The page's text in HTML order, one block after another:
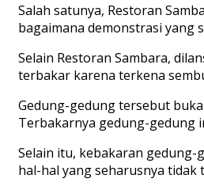
Salah satunya, Restoran
bagaimana demonstrasi yang
Selain Restoran Sambara,
terbakar karena terkena
Gedung-gedung tersebut
Terbakarnya gedung-gedung
Selain itu, kebakaran
hal-hal yang seharusnya